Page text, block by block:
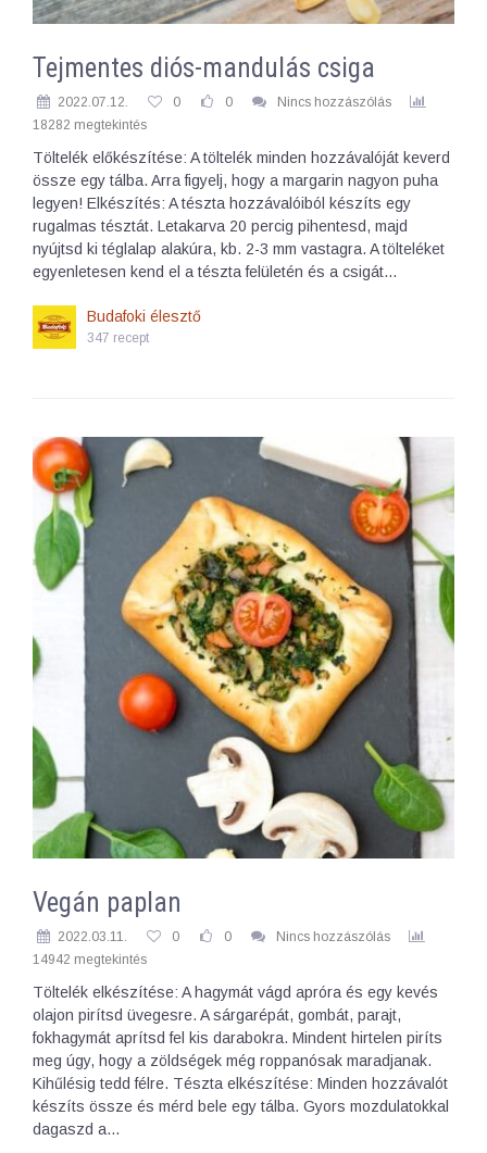
Tejmentes diós-mandulás csiga
2022.07.12. 0 0
Nincs hozzászólás
18282 megtekintés
Töltelék előkészítése: A töltelék minden hozzávalóját keverd
össze egy tálba. Arra figyelj, hogy a margarin nagyon puha
legyen! Elkészítés: A tészta hozzávalóiból készíts egy
rugalmas tésztát. Letakarva 20 percig pihentesd, majd
nyújtsd ki téglalap alakúra, kb. 2-3 mm vastagra. A tölteléket
egyenletesen kend el a tészta felületén és a csigát…
Budafoki élesztő
347 recept
Vegán paplan
2022.03.11. 0 0
Nincs hozzászólás
14942 megtekintés
Töltelék elkészítése: A hagymát vágd apróra és egy kevés
olajon pirítsd üvegesre. A sárgarépát, gombát, parajt,
fokhagymát aprítsd fel kis darabokra. Mindent hirtelen piríts
meg úgy, hogy a zöldségek még roppanósak maradjanak.
Kihűlésig tedd félre. Tészta elkészítése: Minden hozzávalót
készíts össze és mérd bele egy tálba. Gyors mozdulatokkal
dagaszd a…